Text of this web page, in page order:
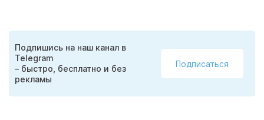
Подпишись на наш канал в
Telegram
– быстро, бесплатно и без
рекламы
Подписаться